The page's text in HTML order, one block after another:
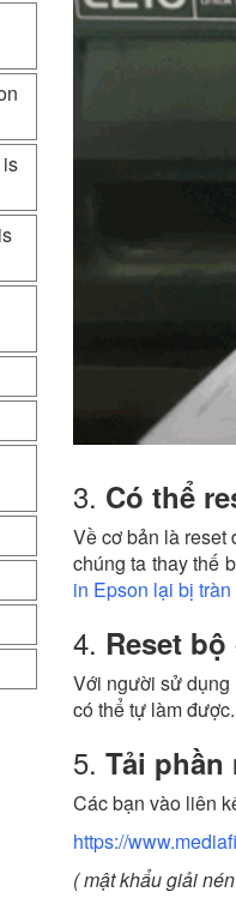
3. Có thể
Về cơ bản là reset
chúng ta thay thế
in Epson lại bị
4. Reset
Với người sử dụng
có thể tự làm được.
5. Tải phần
Các bạn vào liên
https://
( mật khẩu giải